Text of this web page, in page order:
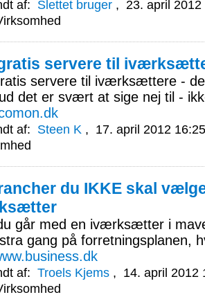
af: Slettet bruger , 23. april
servere til
servere til iværksættere -
det er svært at sige nej til -
af: Steen K , 17. april 2012
du IKKE skal
går med en iværksætter i
gang på forretningsplanen,
af: Troels Kjems , 14. april 2012